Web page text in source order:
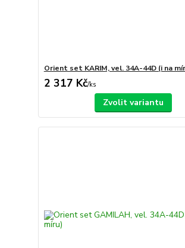
Orient set KARIM, vel. 34A-44D (i na
2 317 Kč/ks
Zvolit variantu